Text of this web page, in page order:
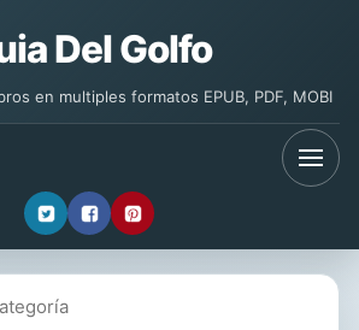
Del Golfo
en multiples formatos EPUB, PDF, MOBI